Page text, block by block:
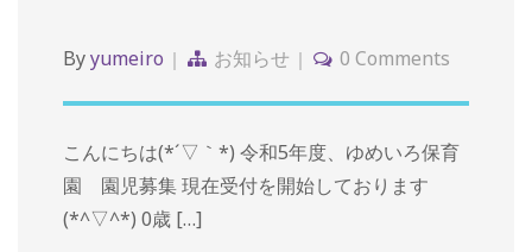
Byyumeiro お知らせ 0 Comments
こんにちは(*´▽｀*) 令和5年度、ゆめいろ保育
園 園児募集 現在受付を開始しております
(*^▽^*) 0歳 […]